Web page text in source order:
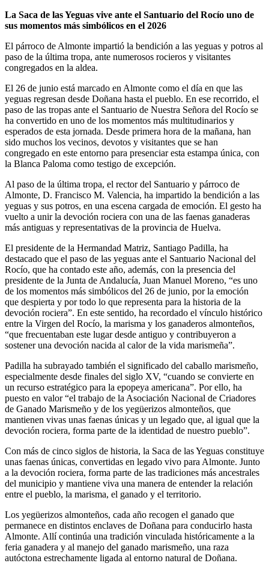
La Saca de las Yeguas vive ante el Santuario del Rocío uno de
sus momentos más simbólicos en el 2026
El párroco de Almonte impartió la bendición a las yeguas y potros al
paso de la última tropa, ante numerosos rocieros y visitantes
congregados en la aldea.
El 26 de junio está marcado en Almonte como el día en que las
yeguas regresan desde Doñana hasta el pueblo. En ese recorrido, el
paso de las tropas ante el Santuario de Nuestra Señora del Rocío se
ha convertido en uno de los momentos más multitudinarios y
esperados de esta jornada. Desde primera hora de la mañana, han
sido muchos los vecinos, devotos y visitantes que se han
congregado en este entorno para presenciar esta estampa única, con
la Blanca Paloma como testigo de excepción.
Al paso de la última tropa, el rector del Santuario y párroco de
Almonte, D. Francisco M. Valencia, ha impartido la bendición a las
yeguas y sus potros, en una escena cargada de emoción. El gesto ha
vuelto a unir la devoción rociera con una de las faenas ganaderas
más antiguas y representativas de la provincia de Huelva.
El presidente de la Hermandad Matriz, Santiago Padilla, ha
destacado que el paso de las yeguas ante el Santuario Nacional del
Rocío, que ha contado este año, además, con la presencia del
presidente de la Junta de Andalucía, Juan Manuel Moreno, “es uno
de los momentos más simbólicos del 26 de junio, por la emoción
que despierta y por todo lo que representa para la historia de la
devoción rociera”. En este sentido, ha recordado el vínculo histórico
entre la Virgen del Rocío, la marisma y los ganaderos almonteños,
“que frecuentaban este lugar desde antiguo y contribuyeron a
sostener una devoción nacida al calor de la vida marismeña”.
Padilla ha subrayado también el significado del caballo marismeño,
especialmente desde finales del siglo XV, “cuando se convierte en
un recurso estratégico para la epopeya americana”. Por ello, ha
puesto en valor “el trabajo de la Asociación Nacional de Criadores
de Ganado Marismeño y de los yegüerizos almonteños, que
mantienen vivas unas faenas únicas y un legado que, al igual que la
devoción rociera, forma parte de la identidad de nuestro pueblo”.
Con más de cinco siglos de historia, la Saca de las Yeguas constituye
unas faenas únicas, convertidas en legado vivo para Almonte. Junto
a la devoción rociera, forma parte de las tradiciones más ancestrales
del municipio y mantiene viva una manera de entender la relación
entre el pueblo, la marisma, el ganado y el territorio.
Los yegüerizos almonteños, cada año recogen el ganado que
permanece en distintos enclaves de Doñana para conducirlo hasta
Almonte. Allí continúa una tradición vinculada históricamente a la
feria ganadera y al manejo del ganado marismeño, una raza
autóctona estrechamente ligada al entorno natural de Doñana.